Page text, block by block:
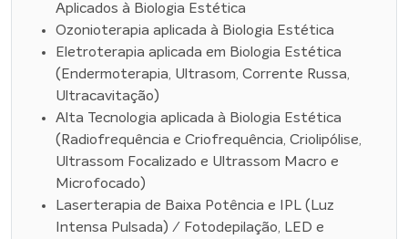
Aplicados à Biologia Estética
Ozonioterapia aplicada à Biologia Estética
Eletroterapia aplicada em Biologia Estética
(Endermoterapia, Ultrasom, Corrente Russa,
Ultracavitação)
Alta Tecnologia aplicada à Biologia Estética
(Radiofrequência e Criofrequência, Criolipólise,
Ultrassom Focalizado e Ultrassom Macro e
Microfocado)
Laserterapia de Baixa Potência e IPL (Luz
Intensa Pulsada) / Fotodepilação, LED e